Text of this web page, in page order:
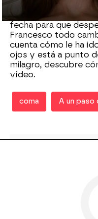
Emma estaba en el
susto causado por su
fecha para que
Francesco todo
cuenta cómo le ha
ojos y está a punto
milagro, descubre
vídeo.
coma A un paso